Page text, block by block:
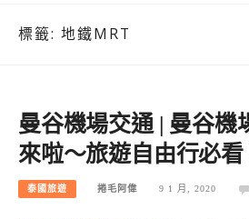
標籤: 地鐵MRT
曼谷機場交通 | 曼谷機
來啦～旅遊自由行必看
泰國旅遊 捲毛阿偉 9 1 月, 2020